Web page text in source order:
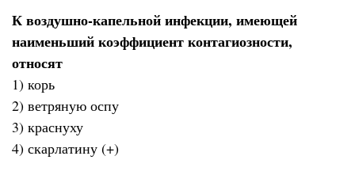
К воздушно-капельной инфекции, имеющей
наименьший коэффициент контагиозности,
относят
1) корь
2) ветряную оспу
3) краснуху
4) скарлатину (+)